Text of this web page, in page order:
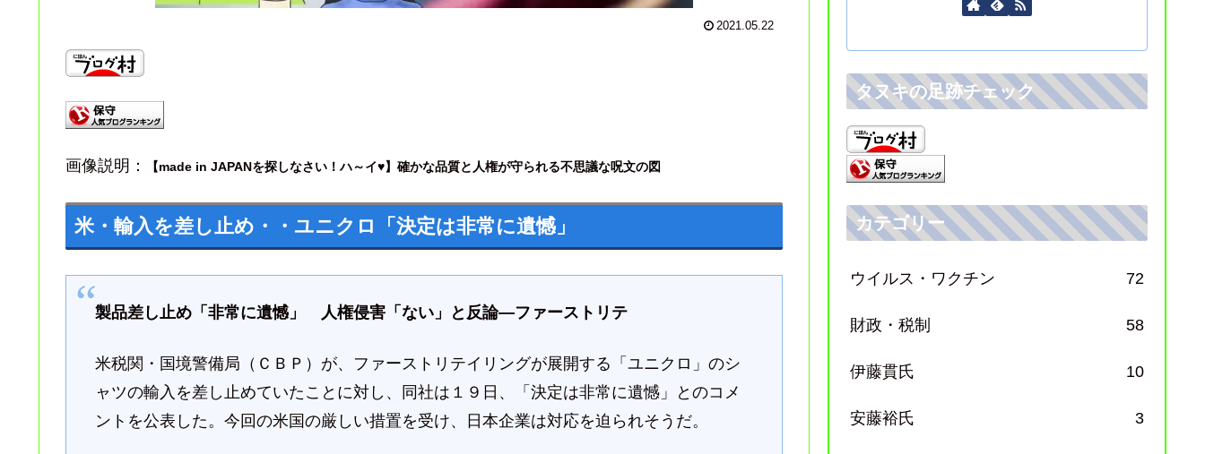
2021.05.22
画像説明： 【made in JAPANを探しなさい！ハ～イ♥】確かな品質と人権が守られる不思議な呪文の図
米・輸入を差し止め・・ユニクロ「決定は非常に遺憾」
製品差し止め「非常に遺憾」 人権侵害「ない」と反論―ファーストリテ
米税関・国境警備局（ＣＢＰ）が、ファーストリテイリングが展開する「ユニクロ」のシ
ャツの輸入を差し止めていたことに対し、同社は１９日、「決定は非常に遺憾」とのコメ
ントを公表した。今回の米国の厳しい措置を受け、日本企業は対応を迫られそうだ。
タヌキの足跡チェック
カテゴリー
ウイルス・ワクチン 72
財政・税制 58
伊藤貫氏 10
安藤裕氏 3